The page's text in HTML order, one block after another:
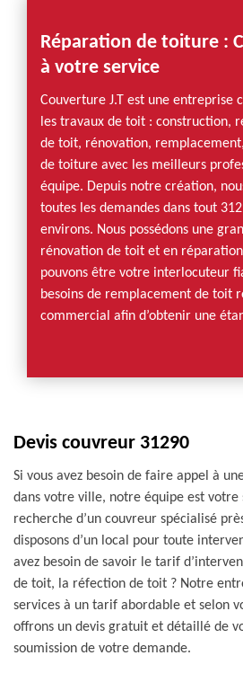
Réparation de toiture :
à votre service
Couverture J.T est une entreprise
les travaux de toit : construction,
de toit, rénovation,
de toiture avec les meilleurs
équipe. Depuis notre création,
toutes les demandes dans tout
environs. Nous possédons une
rénovation de toit et en
pouvons être votre interlocuteur
besoins de remplacement de toit
commercial afin d’obtenir une
Devis couvreur 31290
Si vous avez besoin de faire appel à
dans votre ville, notre équipe est votre
recherche d’un couvreur spécialisé
disposons d’un local pour toute
avez besoin de savoir le tarif
de toit, la réfection de toit ? Notre
services à un tarif abordable et selon
offrons un devis gratuit et détaillé de
soumission de votre demande.